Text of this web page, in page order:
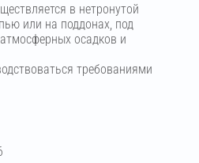
в нетронутой
или на поддонах, под
осадков и
требованиями